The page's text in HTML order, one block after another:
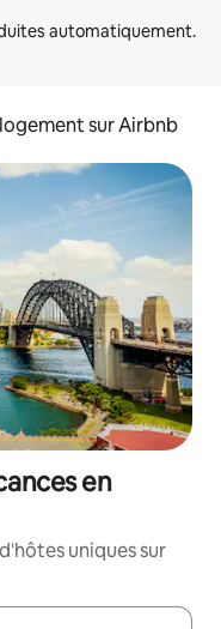
sur Airbnb
en
uniques sur